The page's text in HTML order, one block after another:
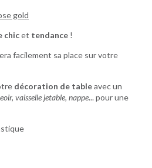
gold
chicet tendance !
facilement sa place sur votre
décoration de tableavec un
vaisselle jetable, nappe... pour une